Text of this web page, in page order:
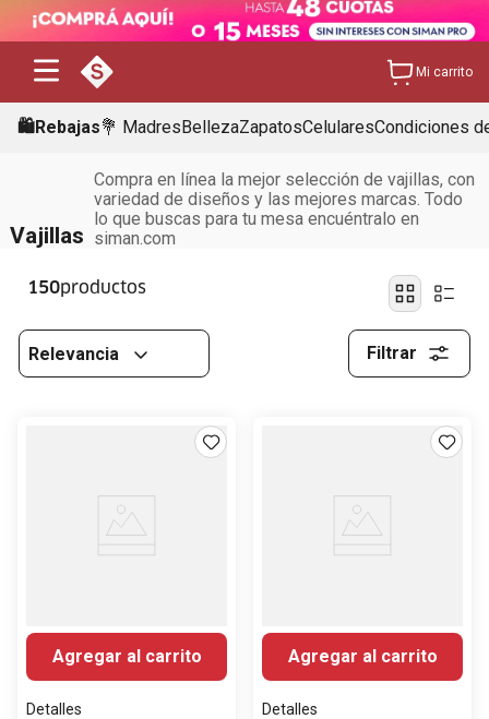
Mi carrito
🛍️Rebajas💐 MadresBellezaZapatosCelularesCondiciones
Vajillas
Compra en línea la mejor selección de vajillas, con
variedad de diseños y las mejores marcas. Todo
lo que buscas para tu mesa encuéntralo en
siman.com
150
Relevancia Filtrar
Agregar al carrito
Detalles
Agregar al carrito
Detalles